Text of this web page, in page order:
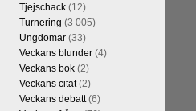
Tjejschack(12)
Turnering (3 005)
Ungdomar(33)
Veckans blunder(4)
Veckans bok(2)
Veckans citat(2)
Veckans debatt(6)